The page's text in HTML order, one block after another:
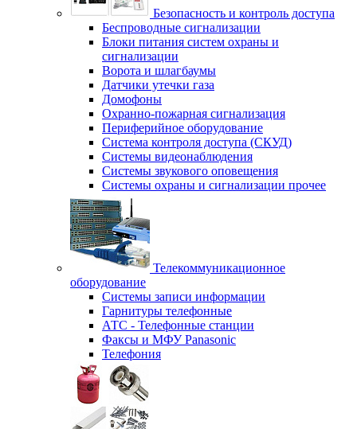
Безопасность и контроль доступа
Беспроводные сигнализации
Блоки питания систем охраны и
сигнализации
Ворота и шлагбаумы
Датчики утечки газа
Домофоны
Охранно-пожарная сигнализация
Периферийное оборудование
Система контроля доступа (СКУД)
Системы видеонаблюдения
Системы звукового оповещения
Системы охраны и сигнализации прочее
Телекоммуникационное
оборудование
Системы записи информации
Гарнитуры телефонные
АТС - Телефонные станции
Факсы и МФУ Panasonic
Телефония